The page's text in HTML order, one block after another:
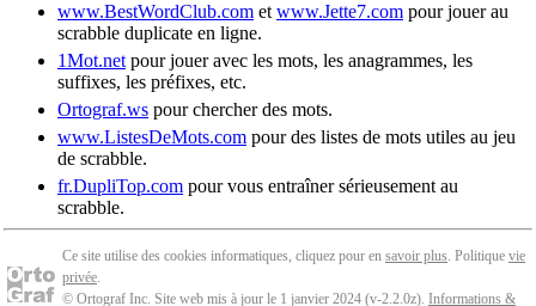
www.BestWordClub.com et www.Jette7.com pour jouer au
scrabble duplicate en ligne.
1Mot.net pour jouer avec les mots, les anagrammes, les
suffixes, les préfixes, etc.
Ortograf.ws pour chercher des mots.
www.ListesDeMots.com pour des listes de mots utiles au jeu
de scrabble.
fr.DupliTop.com pour vous entraîner sérieusement au
scrabble.
Ce site utilise des cookies informatiques, cliquez pour en savoir plus. Politique vie
privée.
© Ortograf Inc. Site web mis à jour le 1 janvier 2024 (v-2.2.0z). Informations &